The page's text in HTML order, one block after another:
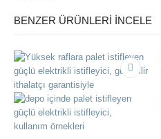
BENZER ÜRÜNLERİ İNCELE